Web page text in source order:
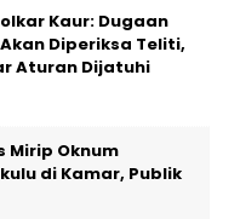
Kaur: Dugaan
Akan Diperiksa Teliti,
Aturan Dijatuhi
Mirip Oknum
di Kamar, Publik